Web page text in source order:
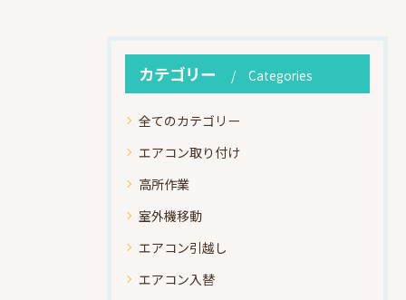
カテゴリー Categories
全てのカテゴリー
エアコン取り付け
高所作業
室外機移動
エアコン引越し
エアコン入替